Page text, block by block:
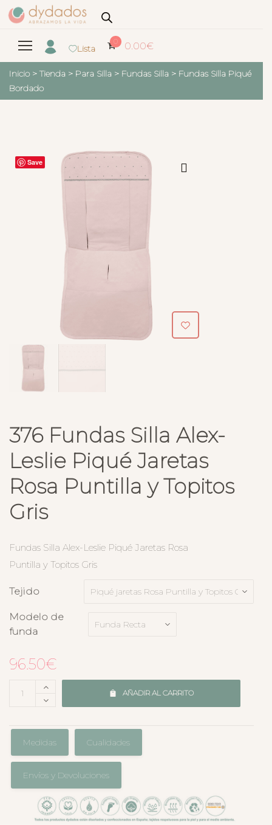
Lista
0 0.00€
Inicio > Tienda > Para Silla > Fundas Silla > Fundas Silla Piqué
Bordado
Save
376 Fundas Silla Alex-
Leslie Piqué Jaretas
Rosa Puntilla y Topitos
Gris
Fundas Silla Alex-Leslie Piqué Jaretas Rosa
Puntilla y Topitos Gris
Tejido
Modelo de
funda
96.50€
AÑADIR AL CARRITO
Medidas Cualidades
Envíos y Devoluciones